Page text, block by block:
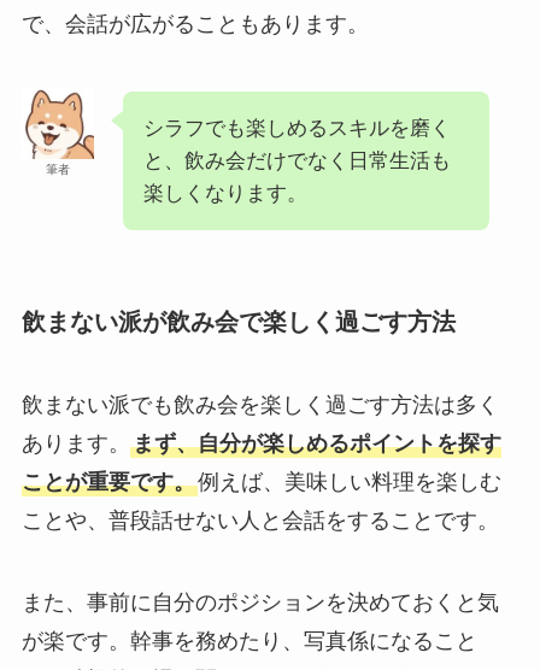
で、会話が広がることもあります。
筆者
シラフでも楽しめるスキルを磨く
と、飲み会だけでなく日常生活も
楽しくなります。
飲まない派が飲み会で楽しく過ごす方法
飲まない派でも飲み会を楽しく過ごす方法は多く
あります。 まず、自分が楽しめるポイントを探す
ことが重要です。例えば、美味しい料理を楽しむ
ことや、普段話せない人と会話をすることです。
また、事前に自分のポジションを決めておくと気
が楽です。幹事を務めたり、写真係になること